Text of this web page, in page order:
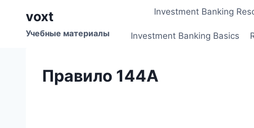
содержимому
voxt
Учебные материалы
Investment Banking
Investment Banking Basics
Правило 144А